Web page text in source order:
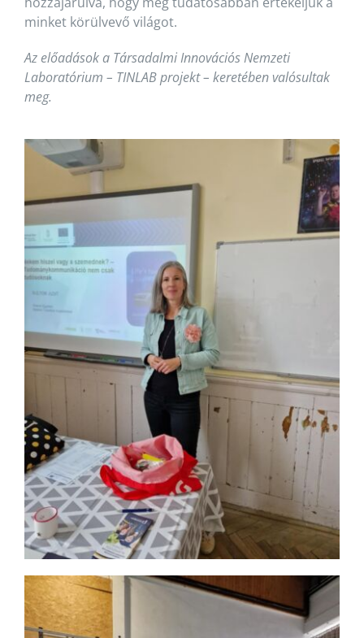
minket körülvevő világot.
Az előadások a Társadalmi Innovációs Nemzeti
Laboratórium – TINLAB projekt – keretében valósultak
meg.